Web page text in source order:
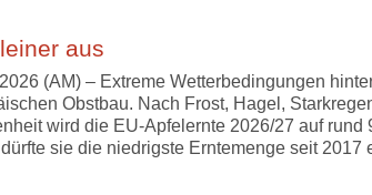
aus
(AM) – Extreme Wetterbedingungen
Obstbau. Nach Frost, Hagel,
wird die EU-Apfelernte 2026/27 auf rund
sie die niedrigste Erntemenge seit 2017